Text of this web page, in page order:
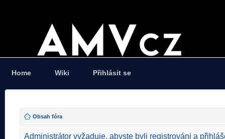
Home Wiki Přihlásit se
Obsah fóra
Administrátor vyžaduje, abyste byli registrováni a